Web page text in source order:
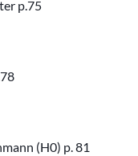
p.75
(H0) p. 81